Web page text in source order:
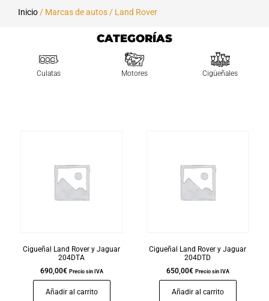
Inicio / Marcas de autos / Land Rover
CATEGORÍAS
Motores Cigüeñales Bielas
Cigueñal Land Rover y Jaguar
204DTA
690,00€ Precio sin IVA
Añadir al carrito
Cigueñal Land Rover y Jaguar
204DTD
650,00€ Precio sin IVA
Añadir al carrito